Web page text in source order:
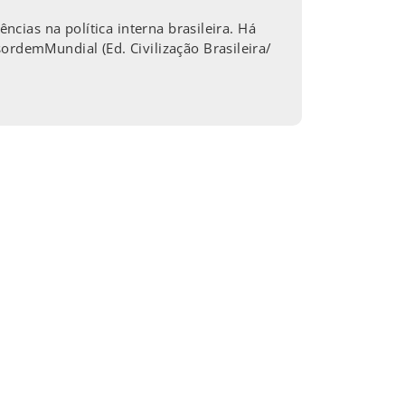
na política interna brasileira. Há
(Ed. Civilização Brasileira/